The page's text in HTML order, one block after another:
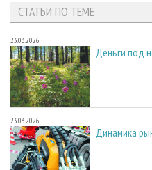
СТАТЬИ ПО ТЕМЕ
23.03.2026
Деньги под
23.03.2026
Динамика